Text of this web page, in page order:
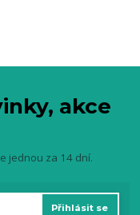
akce
jednou za 14 dní.
Přihlásit se